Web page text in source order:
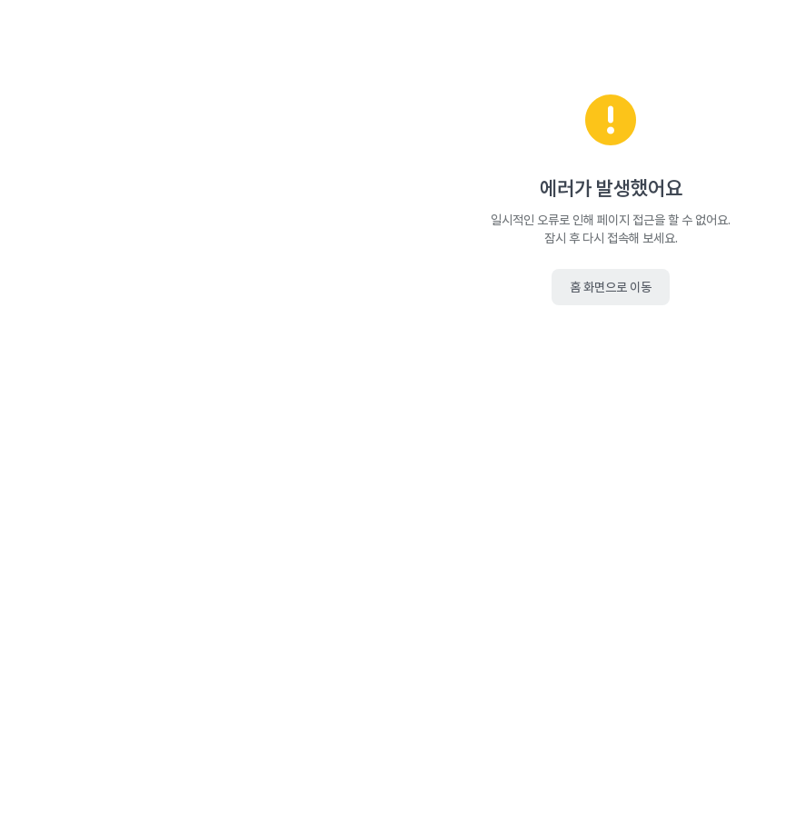
에러가 발생했어요
일시적인 오류로 인해 페이지 접근을 할 수 없어요.
잠시 후 다시 접속해 보세요.
홈 화면으로 이동